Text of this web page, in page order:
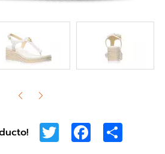
Twitter Facebook